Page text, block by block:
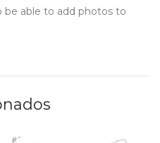
be able to add photos to